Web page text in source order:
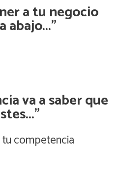
a tu negocio
abajo...”
va a saber que
competencia